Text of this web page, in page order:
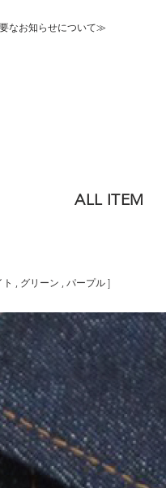
なお知らせについて≫
ALL ITEM
ト , グリーン , パープル